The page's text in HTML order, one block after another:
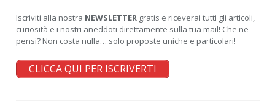
Iscriviti alla nostra NEWSLETTER gratis e riceverai tutti gli articoli,
curiosità e i nostri aneddoti direttamente sulla tua mail! Che ne
pensi? Non costa nulla… solo proposte uniche e particolari!
CLICCA QUI PER ISCRIVERTI